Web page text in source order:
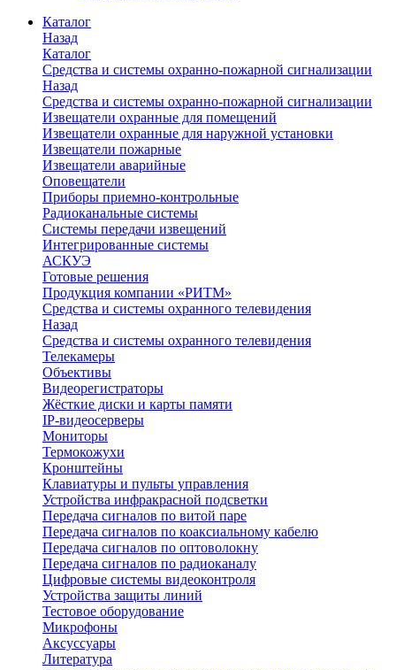
Каталог
Назад
Каталог
Средства и системы охранно-пожарной сигнализации
Назад
Средства и системы охранно-пожарной сигнализации
Извещатели охранные для помещений
Извещатели охранные для наружной установки
Извещатели пожарные
Извещатели аварийные
Оповещатели
Приборы приемно-контрольные
Радиоканальные системы
Системы передачи извещений
Интегрированные системы
АСКУЭ
Готовые решения
Продукция компании «РИТМ»
Средства и системы охранного телевидения
Назад
Средства и системы охранного телевидения
Телекамеры
Объективы
Видеорегистраторы
Жёсткие диски и карты памяти
IP-видеосерверы
Мониторы
Термокожухи
Кронштейны
Клавиатуры и пульты управления
Устройства инфракрасной подсветки
Передача сигналов по витой паре
Передача сигналов по коаксиальному кабелю
Передача сигналов по оптоволокну
Передача сигналов по радиоканалу
Цифровые системы видеоконтроля
Устройства защиты линий
Тестовое оборудование
Микрофоны
Аксуссуары
Литература